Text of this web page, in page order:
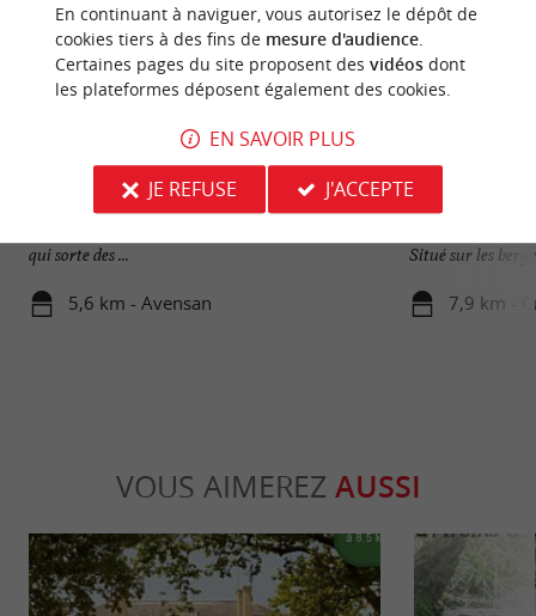
Château Citran
À Citran, on apprend en s'amusant ! Découverte
qui sorte des ...
5,6 km - Avensan
Fort Médoc
Situé sur les
7,9 km -
VOUS AIMEREZ AUSSI
En continuant à naviguer, vous autorisez le dépôt de
cookies tiers à des fins de mesure d'audience.
Certaines pages du site proposent des vidéosdont
les plateformes déposent également des cookies.
EN SAVOIR PLUS
JE REFUSE
J'ACCEPTE